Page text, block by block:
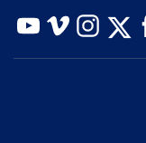
בדוק את הסדרה